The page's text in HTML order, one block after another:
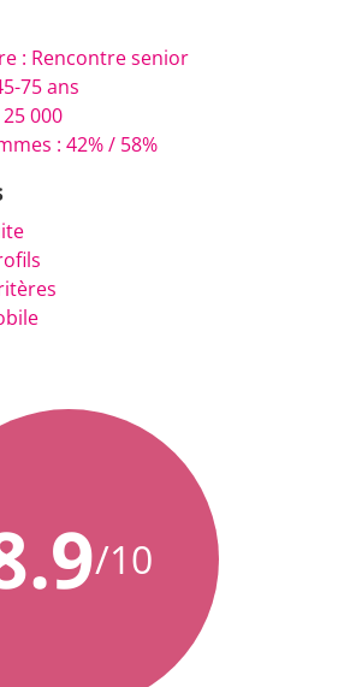
: Rencontre senior
75 ans
000
: 42% / 58%
/10